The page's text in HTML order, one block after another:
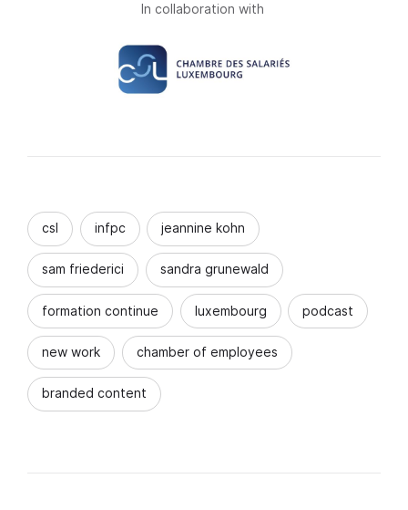
In collaboration with
csl infpc jeannine kohn
sam friederici sandra grunewald
formation continue luxembourg podcast
new work chamber of employees
branded content